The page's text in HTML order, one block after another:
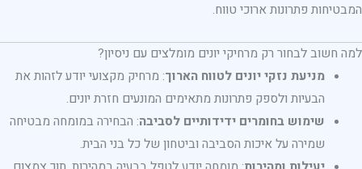
המבטיחות פתרונות ארוכי טווח.
למה חשוב לבחור רק מרחיקי יונים מומלצים עם ניסיון?
מניעת נזקי יונים לטווח הארוך: מרחיק מקצועי יודע לזהות את
הבעיות ולספק פתרונות מתאימים המונעים חזרת יונים.
שימוש בחומרים ידידותיים לסביבה: הבחירה במומחה מבטיחה
שמירה על איכות הסביבה וביטחון של כל בני הבית.